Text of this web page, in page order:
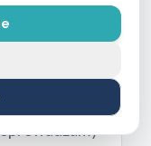
. Nasi